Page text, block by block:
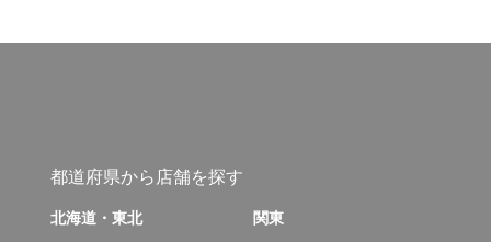
都道府県から店舗を探す
北海道・東北 関東